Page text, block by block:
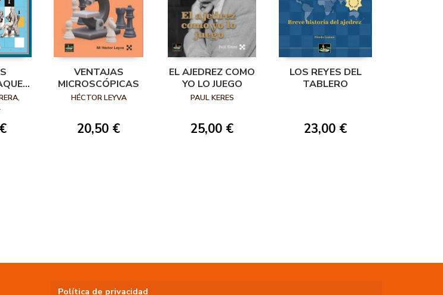
VENTAJAS
MICROSCÓPICAS
HÉCTOR LEYVA
20,50 €
EL AJEDREZ COMO
YO LO JUEGO
PAUL KERES
25,00 €
LOS REYES DEL
TABLERO
23,00 €
Política de privacidad